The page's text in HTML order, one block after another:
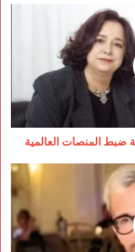
ضبط المنصات العالمية